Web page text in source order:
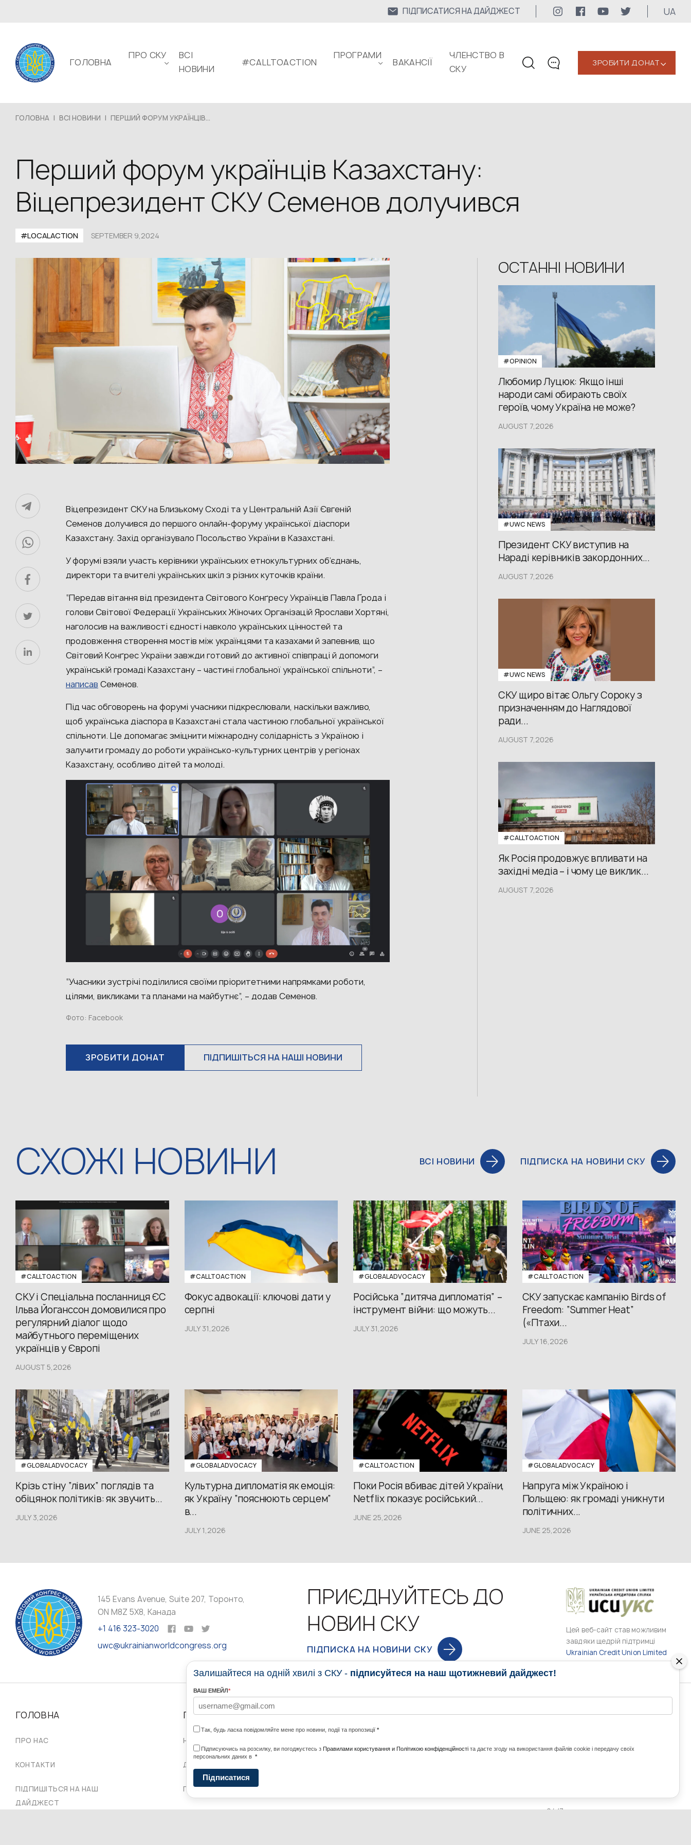
ПІДПИСАТИСЯ НА ДАЙДЖЕСТ UA
ГОЛОВНА
ПРО СКУ
ВСІ
НОВИНИ
#CALLTOACTION
ПРОГРАМИ
ВАКАНСІЇ
ЧЛЕНСТВО В
СКУ
КОНТАКТИ
24/7
uwc@ukrainianworldcongress.org
ЗРОБИТИ ДОНАТ‹
ГОЛОВНА | ВСІ НОВИНИ | ПЕРШИЙ ФОРУМ УКРАЇНЦІВ...
Перший форум українців Казахстану:
Віцепрезидент СКУ Семенов долучився
#LOCALACTION SEPTEMBER 9,2024
Віцепрезидент СКУ на Близькому Сході та у Центральній Азії Євгеній
Семенов долучився до першого онлайн-форуму української діаспори
Казахстану. Захід організувало Посольство України в Казахстані.
У форумі взяли участь керівники українських етнокультурних об’єднань,
директори та вчителі українських шкіл з різних куточків країни.
“Передав вітання від президента Свiтового Конґресу Українців Павла Ґрода і
голови Світової Федерації Українських Жіночих Організацій Ярослави Хортяні,
наголосив на важливості єдності навколо українських цінностей та
продовження створення мостів між українцями та казахами й запевнив, що
Світовий Конґрес України завжди готовий до активної співпраці й допомоги
українській громаді Казахстану – частині глобальної української спільноти”, –
написав Семенов.
Під час обговорень на форумі учасники підкреслювали, наскільки важливо,
щоб українська діаспора в Казахстані стала частиною глобальної української
спільноти. Це допомагає зміцнити міжнародну солідарність з Україною і
залучити громаду до роботи українсько-культурних центрів у регіонах
Казахстану, особливо дітей та молоді.
“Учасники зустрічі поділилися своїми пріоритетними напрямками роботи,
цілями, викликами та планами на майбутнє”, – додав Семенов.
Фото: Facebook
ЗРОБИТИ ДОНАТ ПІДПИШІТЬСЯ НА НАШІ НОВИНИ
ОСТАННІ НОВИНИ
#OPINION
Любомир Луцюк: Якщо інші
народи самі обирають своїх
героїв, чому Україна не може?
AUGUST 7,2026
#UWС NEWS
Президент СКУ виступив на
Нараді керівників закордонних...
AUGUST 7,2026
#UWС NEWS
СКУ щиро вітає Ольгу Сороку з
призначенням до Наглядової
ради...
AUGUST 7,2026
#CALLTOACTION
Як Росія продовжує впливати на
західні медіа – і чому це виклик...
AUGUST 7,2026
СХОЖІ НОВИНИ ВСІ НОВИНИ ПІДПИСКА НА НОВИНИ СКУ
#CALLTOACTION
СКУ і Спеціальна посланниця ЄС
Ільва Йоганссон домовилися про
регулярний діалог щодо
майбутнього переміщених
українців у Європі
AUGUST 5,2026
#CALLTOACTION
Фокус адвокації: ключові дати у
серпні
JULY 31,2026
#GLOBALADVOCACY
Російська “дитяча дипломатія” –
інструмент війни: що можуть...
JULY 31,2026
#CALLTOACTION
СКУ запускає кампанію Birds of
Freedom: “Summer Heat”
(«Птахи...
JULY 16,2026
#GLOBALADVOCACY
Крізь стіну “лівих” поглядів та
обіцянок політиків: як звучить...
JULY 3,2026
#GLOBALADVOCACY
Культурна дипломатія як емоція:
як Україну “пояснюють серцем”
в...
JULY 1,2026
#CALLTOACTION
Поки Росія вбиває дітей України,
Netflix показує російський...
JUNE 25,2026
#GLOBALADVOCACY
Напруга між Україною і
Польщею: як громаді уникнути
політичних...
JUNE 25,2026
145 Evans Avenue, Suite 207, Торонто,
ON M8Z 5X8, Канада
+1 416 323-3020
uwc@ukrainianworldcongress.org
ПРИЄДНУЙТЕСЬ ДО
НОВИН СКУ
ПІДПИСКА НА НОВИНИ СКУ
Цей веб-сайт став можливим
завдяки щедрій підтримці
Ukrainian Credit Union Limited
ГОЛОВНА
ПРО НАС
КОНТАКТИ
ПІДПИШІТЬСЯ НА НАШ
ДАЙДЖЕСТ
ПРО НАС
НАШІ СПІЛЬНОТИ ПО СВІТУ
ДОРАДЧА РАДА
ПРОВІД СКУ
НОВИНИ ПРОГРАМИ МЕДІА КОНТАКТИ
з України та світу
24/7
Залишайтеся на одній хвилі з СКУ - підписуйтеся на наш щотижневий дайджест!
ВАШ ЕМЕЙЛ*
Так, будь ласка повідомляйте мене про новини, події та пропозиції *
Підписуючись на розсилку, ви погоджуєтесь з Правилами користування и Політикою конфіденційності та даєте згоду на використання файлів cookie і передачу своїх
персональних даних в *
Підписатися